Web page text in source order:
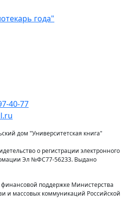
года"
40-77
дом "Университетская книга"
о регистрации электронного
Эл №ФС77-56233. Выдано
поддержке Министерства
и массовых коммуникаций Российской